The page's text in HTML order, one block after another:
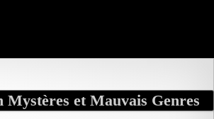
Mystères et Mauvais Genres